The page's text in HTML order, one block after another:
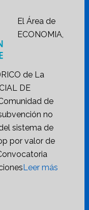
El Área de
ECONOMIA,
de La
DE
de
no
sistema de
por valor de
Leer más